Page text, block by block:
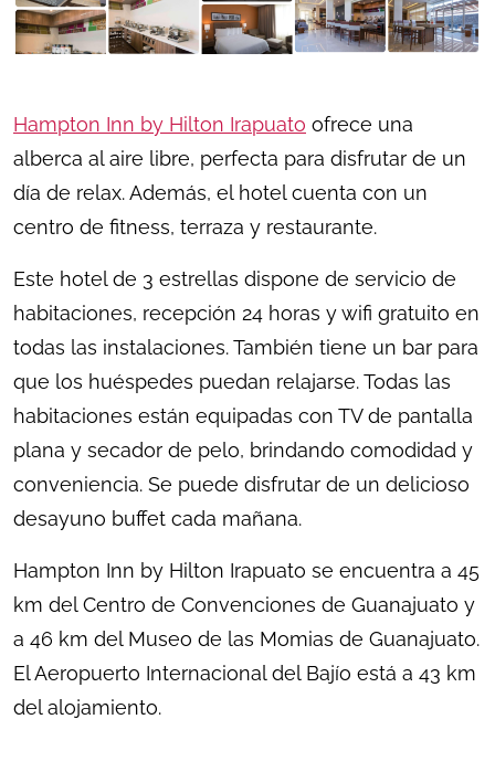
Hampton Inn by Hilton Irapuato ofrece una
alberca al aire libre, perfecta para disfrutar de un
día de relax. Además, el hotel cuenta con un
centro de fitness, terraza y restaurante.
Este hotel de 3 estrellas dispone de servicio de
habitaciones, recepción 24 horas y wifi gratuito en
todas las instalaciones. También tiene un bar para
que los huéspedes puedan relajarse. Todas las
habitaciones están equipadas con TV de pantalla
plana y secador de pelo, brindando comodidad y
conveniencia. Se puede disfrutar de un delicioso
desayuno buffet cada mañana.
Hampton Inn by Hilton Irapuato se encuentra a 45
km del Centro de Convenciones de Guanajuato y
a 46 km del Museo de las Momias de Guanajuato.
El Aeropuerto Internacional del Bajío está a 43 km
del alojamiento.